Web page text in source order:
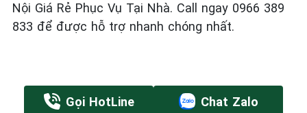
Nội Giá Rẻ Phục Vụ Tại Nhà. Call ngay 0966 389
833 để được hỗ trợ nhanh chóng nhất.
Gọi HotLine Chat Zalo